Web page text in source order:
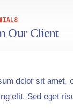
Our Client
dolor sit amet,
elit. Sed eget